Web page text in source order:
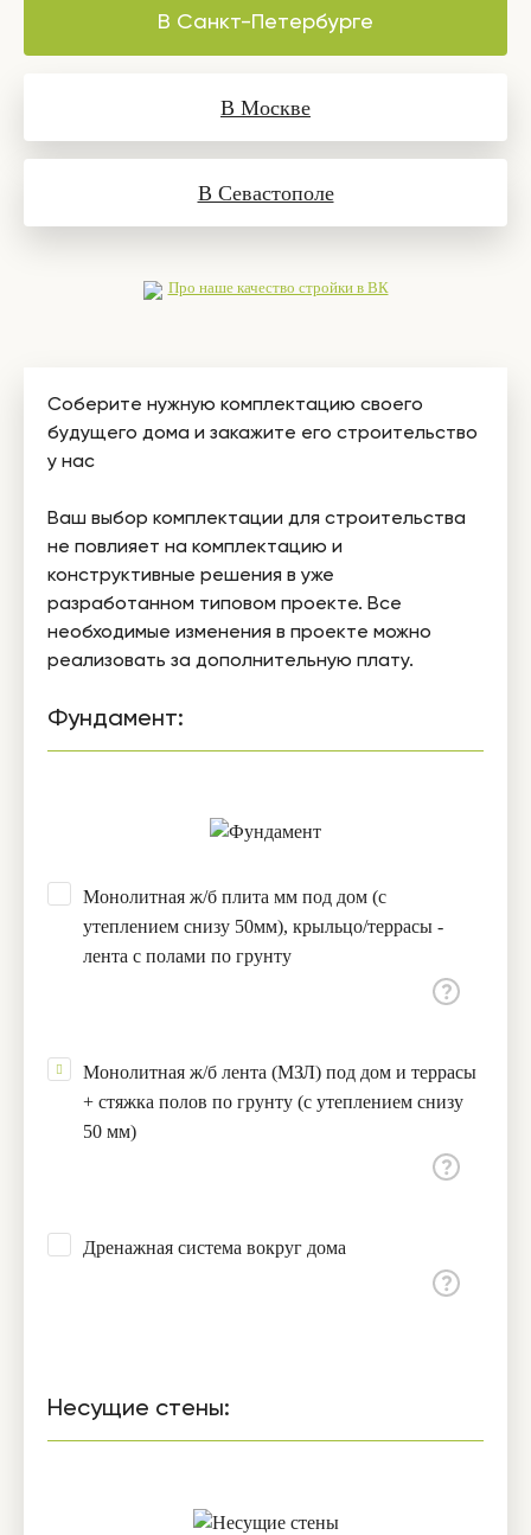
В Санкт-Петербурге
В Москве
В Севастополе
Про наше качество стройки в ВК
Соберите нужную комплектацию своего
будущего дома и закажите его строительство
у нас
Ваш выбор комплектации для строительства
не повлияет на комплектацию и
конструктивные решения в уже
разработанном типовом проекте. Все
необходимые изменения в проекте можно
реализовать за дополнительную плату.
Фундамент:
Монолитная ж/б плита мм под дом (с
утеплением снизу 50мм), крыльцо/террасы -
лента с полами по грунту
Монолитная ж/б лента (МЗЛ) под дом и террасы
+ стяжка полов по грунту (с утеплением снизу
50 мм)
Дренажная система вокруг дома
Несущие стены: